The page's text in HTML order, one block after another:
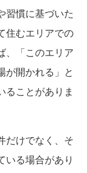
習慣に基づいた
住むエリアでの
、「このエリア
が開かれる」と
ることがありま
だけでなく、そ
いる場合があり